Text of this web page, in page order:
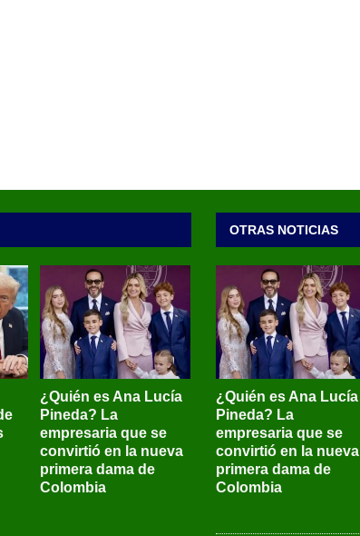
¿Quién es Ana Lucía
Pineda? La
empresaria que se
convirtió en la nueva
primera dama de
Colombia
OTRAS NOTICIAS
¿Quién es Ana Lucía
Pineda? La
empresaria que se
convirtió en la nueva
primera dama de
Colombia